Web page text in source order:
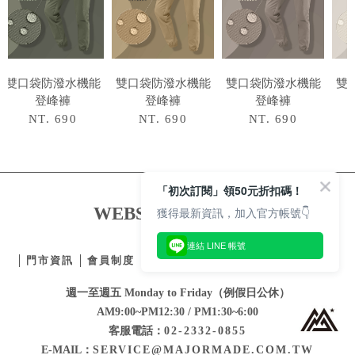
雙口袋防潑水機能
登峰褲
NT. 690
雙口袋防潑水機能
登峰褲
NT. 690
雙口袋防潑水機能
登峰褲
NT. 690
雙
WEBSITE SERVICE
門市資訊 會員制度 顧客服務 常見問題 隱私權政策
週一至週五 Monday to Friday（例假日公休）
AM9:00~PM12:30 / PM1:30~6:00
客服電話： 02-2332-0855
E-MAIL： SERVICE@MAJORMADE.COM.TW